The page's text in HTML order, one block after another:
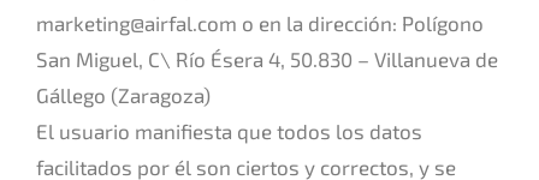
marketing@airfal.com o en la dirección: Polígono
San Miguel, C\ Río Ésera 4, 50.830 – Villanueva de
Gállego (Zaragoza)
El usuario manifiesta que todos los datos
facilitados por él son ciertos y correctos, y se